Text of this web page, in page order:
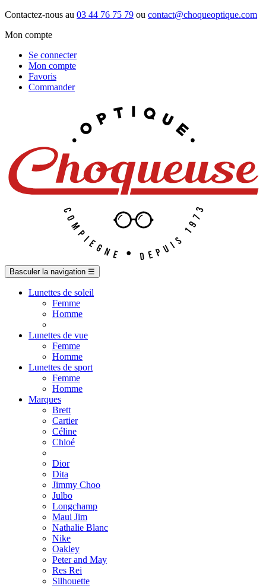
Contactez-nous au 03 44 76 75 79 ou contact@choqueoptique.com
Mon compte
Se connecter
Mon compte
Favoris
Commander
Basculer la navigation ☰
Lunettes de soleil
Femme
Homme
Lunettes de vue
Femme
Homme
Lunettes de sport
Femme
Homme
Marques
Brett
Cartier
Céline
Chloé
Dior
Dita
Jimmy Choo
Julbo
Longchamp
Maui Jim
Nathalie Blanc
Nike
Oakley
Peter and May
Res Rei
Silhouette